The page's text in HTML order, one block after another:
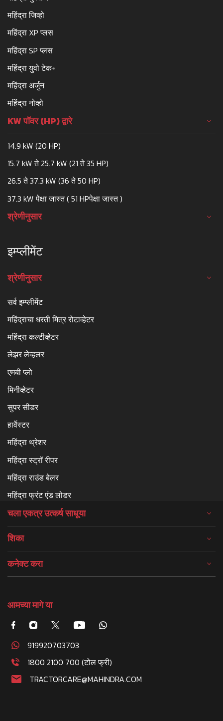
महिंद्रा जिव्हो
महिंद्रा XP प्लस
महिंद्रा SP प्लस
महिंद्रा युवो टेक+
महिंद्रा अर्जुन
महिंद्रा नोव्हो
KW पॉवर (HP) द्वारे
14.9 kW (20 HP)
15.7 kW ते 25.7 kW (21 ते 35 HP)
26.5 ते 37.3 kW (36 ते 50 HP)
37.3 kW पेक्षा जास्त ( 51 HPपेक्षा जास्त )
श्रेणीनुसार
इम्प्लीमेंट
श्रेणीनुसार
सर्व इम्प्लीमेंट
महिंद्राचा धरती मित्र रोटाव्हेटर
महिंद्रा कल्टीव्हेटर
लेझर लेव्हलर
एमबी प्लो
मिनीव्हेटर
सुपर सीडर
हार्वेस्टर
महिंद्रा थ्रेशर
महिंद्रा स्ट्रॉ रीपर
महिंद्रा राउंड बेलर
महिंद्रा फ्रंट एंड लोडर
चला एकत्र उत्कर्ष साधूया
शिका
कनेक्ट करा
आमच्या मागे या
919920703703
1800 2100 700 (टोल फ्री)
TRACTORCARE@MAHINDRA.COM